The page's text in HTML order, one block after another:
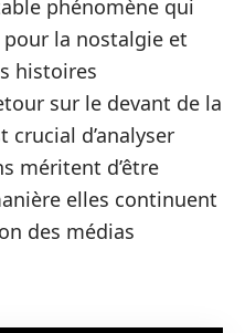
phénomène qui
pour la nostalgie et
histoires
sur le devant de la
crucial d’analyser
méritent d’être
elles continuent
des médias